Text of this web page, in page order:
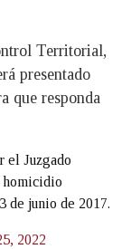
Territorial,
presentado
que responda
el Juzgado
homicidio
de junio de 2017.
2022